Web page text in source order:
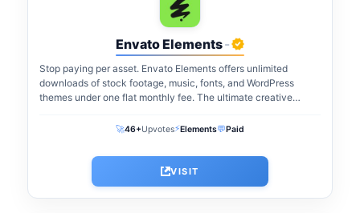
Envato Elements-
Stop paying per asset. Envato Elements offers unlimited
downloads of stock footage, music, fonts, and WordPress
themes under one flat monthly fee. The ultimate creative
🚀46+Upvotes⚡Elements💬Paid
VISIT